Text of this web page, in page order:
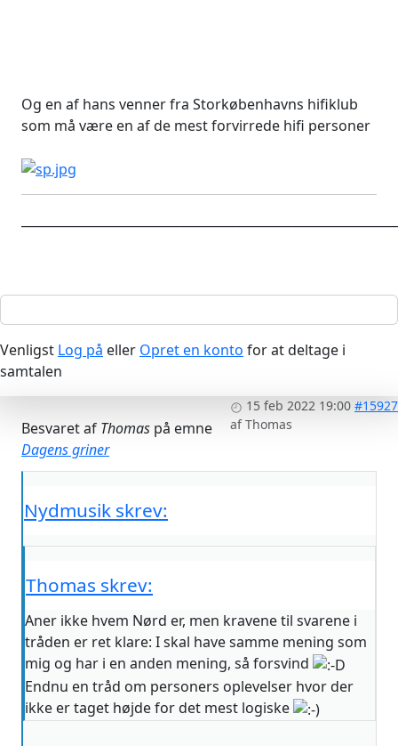
Og en af hans venner fra Storkøbenhavns hifiklub
som må være en af de mest forvirrede hifi personer
Venligst Log på eller Opret en konto for at deltage i
samtalen
15 feb 2022 19:00 #15927
afThomas
Besvaret af Thomas på emne
Dagens griner
Nydmusik skrev:
Thomas skrev:
Aner ikke hvem Nørd er, men kravene til svarene i
tråden er ret klare: I skal have samme mening som
mig og har i en anden mening, så forsvind
Endnu en tråd om personers oplevelser hvor der
ikke er taget højde for det mest logiske